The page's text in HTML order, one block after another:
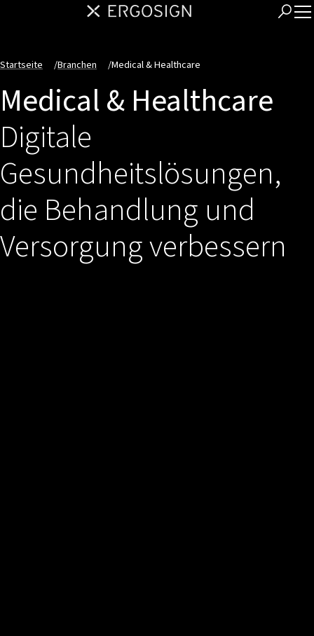
Startseite /Branchen /Medical & Healthcare
Medical & Healthcare
Digitale
Gesundheitslösungen,
die Behandlung und
Versorgung verbessern